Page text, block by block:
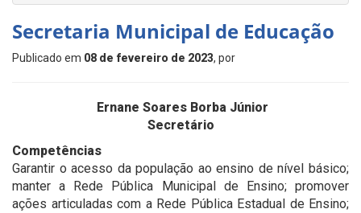
Secretaria Municipal de Educação
Publicado em 08 de fevereiro de 2023, por
Ernane Soares Borba Júnior
Secretário
Competências
Garantir o acesso da população ao ensino de nível básico;
manter a Rede Pública Municipal de Ensino; promover
ações articuladas com a Rede Pública Estadual de Ensino;